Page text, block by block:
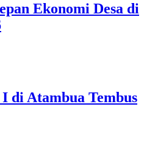
Ekonomi Desa di
I di Atambua Tembus